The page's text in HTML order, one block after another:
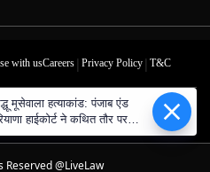
with usCareers| Privacy Policy| T&C
@LiveLaw
मूसेवाला हत्याकांड: पंजाब एंड
हाईकोर्ट ने कथित तौर पर
को हिरासत से भागने में मदद
जमानत दी